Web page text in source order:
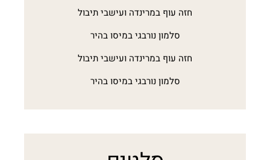
חזה עוף במרינדה ועישבי תיבול
סלמון נורבגי במיסו בהיר
חזה עוף במרינדה ועישבי תיבול
סלמון נורבגי במיסו בהיר